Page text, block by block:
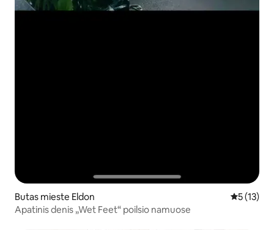
Butas mieste Eldon Vidutinis
5 (13)
Apatinis denis „Wet Feet“ poilsio namuose